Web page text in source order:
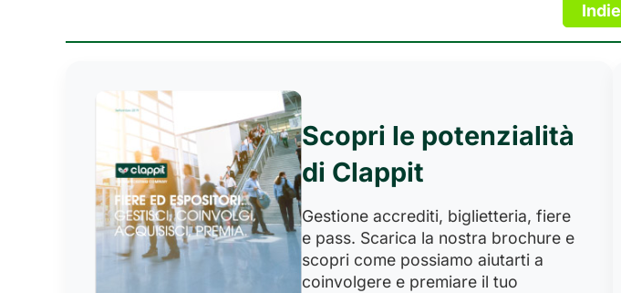
Scopri le potenzialità
di Clappit
Gestione accrediti, biglietteria, fiere
e pass. Scarica la nostra brochure e
scopri come possiamo aiutarti a
coinvolgere e premiare il tuo